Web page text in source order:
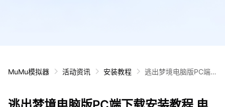
MuMu模拟器 活动资讯 安装教程
逃出梦境电脑版PC端